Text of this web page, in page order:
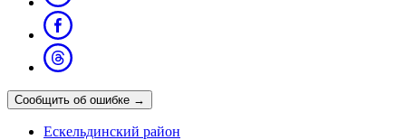
Сообщить об ошибке →
Ескельдинский район